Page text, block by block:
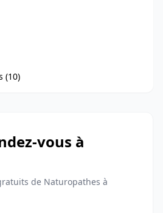
(10)
vous à
de Naturopathes à